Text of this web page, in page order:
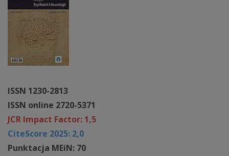
ISSN 1230-2813
ISSN online 2720-5371
JCR Impact Factor: 1,5
CiteScore 2025: 2,0
Punktacja MEiN: 70